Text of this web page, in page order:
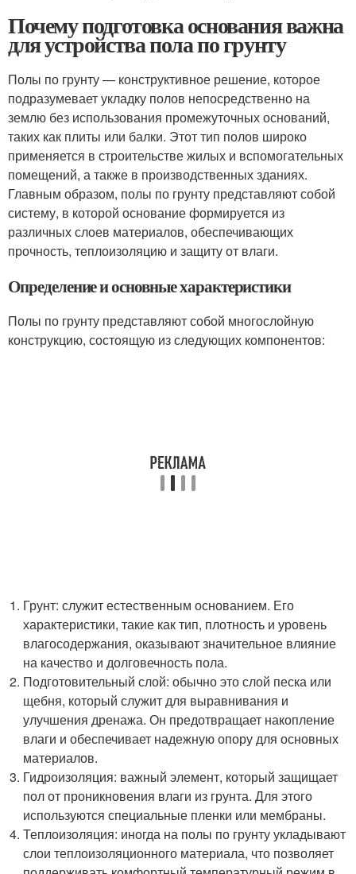
Почему подготовка основания важна
для устройства пола по грунту
Полы по грунту — конструктивное решение, которое
подразумевает укладку полов непосредственно на
землю без использования промежуточных оснований,
таких как плиты или балки. Этот тип полов широко
применяется в строительстве жилых и вспомогательных
помещений, а также в производственных зданиях.
Главным образом, полы по грунту представляют собой
систему, в которой основание формируется из
различных слоев материалов, обеспечивающих
прочность, теплоизоляцию и защиту от влаги.
Определение и основные характеристики
Полы по грунту представляют собой многослойную
конструкцию, состоящую из следующих компонентов:
Грунт: служит естественным основанием. Его
характеристики, такие как тип, плотность и уровень
влагосодержания, оказывают значительное влияние
на качество и долговечность пола.
Подготовительный слой: обычно это слой песка или
щебня, который служит для выравнивания и
улучшения дренажа. Он предотвращает накопление
влаги и обеспечивает надежную опору для основных
материалов.
Гидроизоляция: важный элемент, который защищает
пол от проникновения влаги из грунта. Для этого
используются специальные пленки или мембраны.
Теплоизоляция: иногда на полы по грунту укладывают
слои теплоизоляционного материала, что позволяет